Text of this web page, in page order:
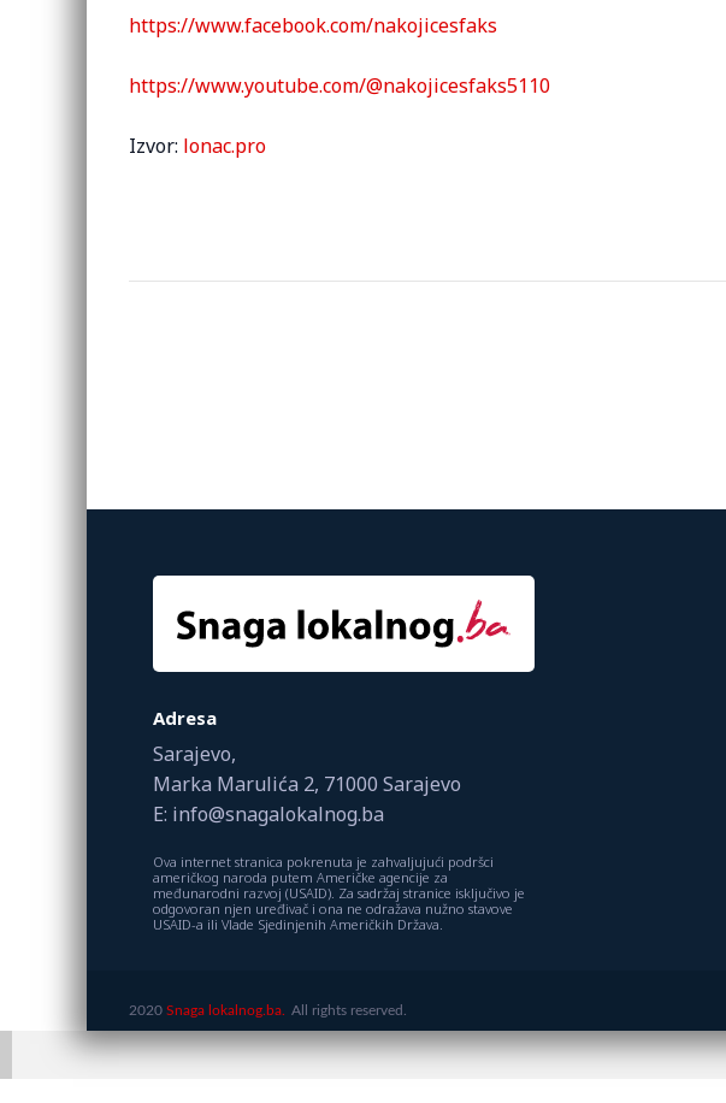
https://www.facebook.com/nakojicesfaks
https://www.youtube.com/@nakojicesfaks5110
Izvor: lonac.pro
Adresa
Sarajevo,
Marka Marulića 2, 71000 Sarajevo
E: info@snagalokalnog.ba
Ova internet stranica pokrenuta je zahvaljujući podršci
američkog naroda putem Američke agencije za
međunarodni razvoj (USAID). Za sadržaj stranice isključivo je
odgovoran njen uređivač i ona ne odražava nužno stavove
USAID-a ili Vlade Sjedinjenih Američkih Država.
2020 Snaga lokalnog.ba. All rights reserved.